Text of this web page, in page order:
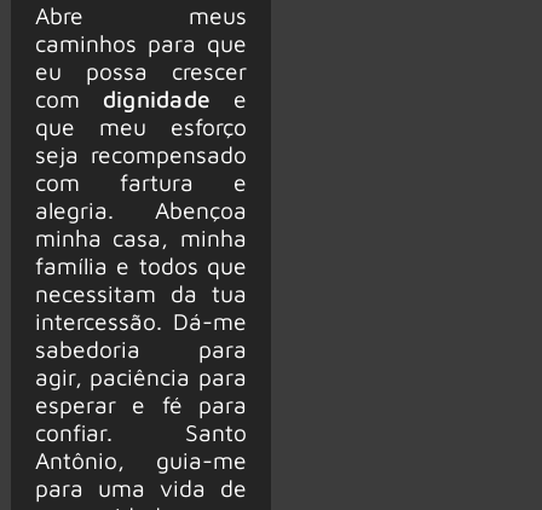
Abre meus
caminhos para que
eu possa crescer
com dignidade e
que meu esforço
seja recompensado
com fartura e
alegria. Abençoa
minha casa, minha
família e todos que
necessitam da tua
intercessão. Dá-me
sabedoria para
agir, paciência para
esperar e fé para
confiar. Santo
Antônio, guia-me
para uma vida de